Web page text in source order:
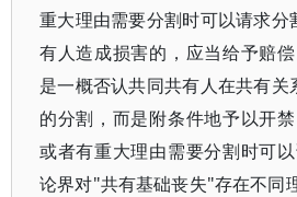
重大理由需要分割时可以请求分
有人造成损害的，应当给予赔
是一概否认共同共有人在共有关
的分割，而是附条件地予以开
或者有重大理由需要分割时可
论界对"共有基础丧失"存在不同